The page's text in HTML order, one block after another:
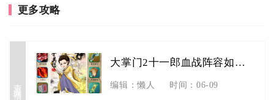
更多攻略
查看详情
大掌门2十一郎血战阵容如何搭配
编辑：懒人 时间：06-09